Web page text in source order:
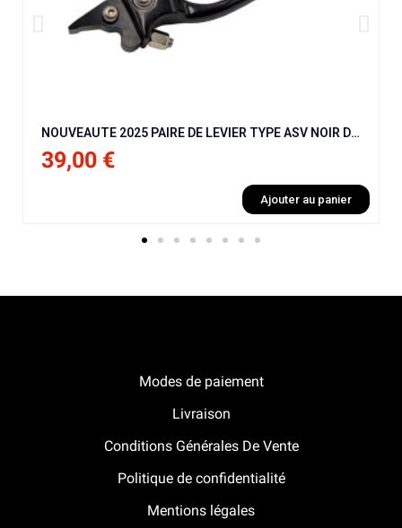
NOUVEAUTE 2025 PAIRE DE LEVIER TYPE ASV NOIR DIRT BIKE / PIT BIKE
39,00 €
Ajouter au panier
Modes de paiement
Livraison
Conditions Générales De Vente
Politique de confidentialité
Mentions légales